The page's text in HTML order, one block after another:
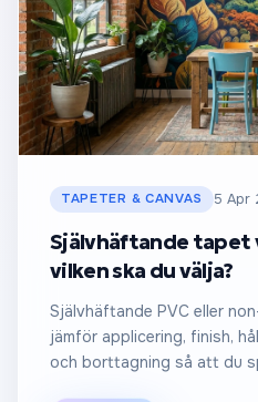
TAPETER & CANVAS 5 Apr
Självhäftande tapet
vilken ska du välja?
Självhäftande PVC eller
jämför applicering, finish,
och borttagning så att du